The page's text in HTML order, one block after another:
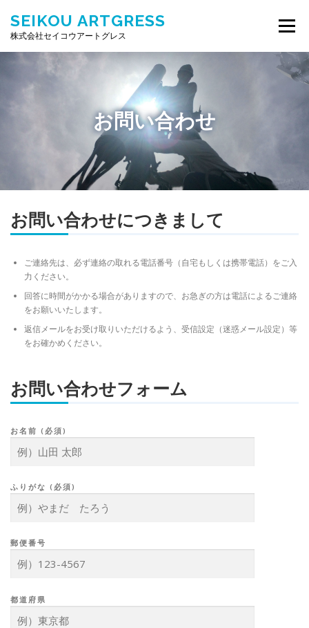
SEIKOU ARTGRESS
株式会社セイコウアートグレス
メニュー
お問い合わせ
お問い合わせにつきまして
ご連絡先は、必ず連絡の取れる電話番号（自宅もしくは携帯電話）をご入
力ください。
回答に時間がかかる場合がありますので、お急ぎの方は電話によるご連絡
をお願いいたします。
返信メールをお受け取りいただけるよう、受信設定（迷惑メール設定）等
をお確かめください。
お問い合わせフォーム
お名前 (必須)
ふりがな (必須)
郵便番号
都道府県